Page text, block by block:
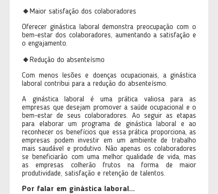
🔸 Maior satisfação dos colaboradores
Oferecer ginástica laboral demonstra preocupação com o
bem-estar dos colaboradores, aumentando a satisfação e
o engajamento.
🔸 Redução do absenteísmo
Com menos lesões e doenças ocupacionais, a ginástica
laboral contribui para a redução do absenteísmo.
A ginástica laboral é uma prática valiosa para as
empresas que desejam promover a saúde ocupacional e o
bem-estar de seus colaboradores. Ao seguir as etapas
para elaborar um programa de ginástica laboral e ao
reconhecer os benefícios que essa prática proporciona, as
empresas podem investir em um ambiente de trabalho
mais saudável e produtivo. Não apenas os colaboradores
se beneficiarão com uma melhor qualidade de vida, mas
as empresas colherão frutos na forma de maior
produtividade, satisfação e retenção de talentos.
Por falar em ginástica laboral...